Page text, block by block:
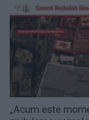
„Acum este